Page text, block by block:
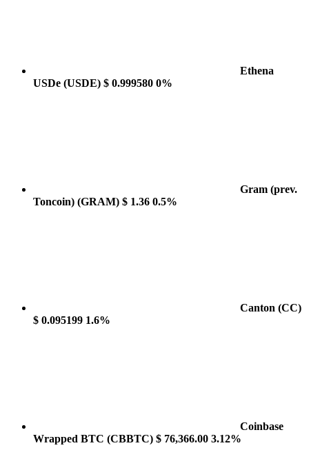
Ethena
USDe (USDE) $ 0.999580 0%
Gram (prev.
Toncoin) (GRAM) $ 1.36 0.5%
Canton (CC)
$ 0.095199 1.6%
Coinbase
Wrapped BTC (CBBTC) $ 76,366.00 3.12%